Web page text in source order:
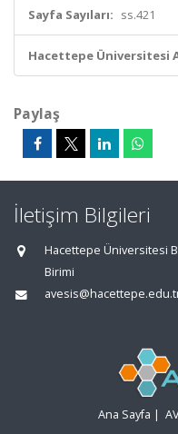
Sayfa Sayıları: ss.421
Hacettepe Üniversitesi
Paylaş
İletişim Bilgileri
Hacettepe Üniversitesi
Birimi
Ana Sayfa |